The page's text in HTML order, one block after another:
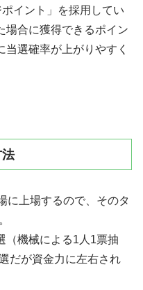
イント」を採用してい
場合に獲得できるポイン
当選確率が上がりやすく
に上場するので、そのタ
（機械による1人1票抽
だが資金力に左右され